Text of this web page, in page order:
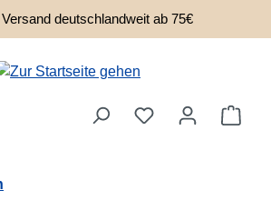
deutschlandweit ab 75€